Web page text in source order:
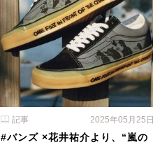
記事 2025年05月25日
#バンズ ×花井祐介より、“嵐の